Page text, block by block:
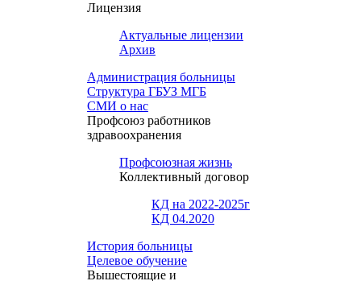
Лицензия
Актуальные лицензии
Архив
Администрация больницы
Структура ГБУЗ МГБ
СМИ о нас
Профсоюз работников
здравоохранения
Профсоюзная жизнь
Коллективный договор
КД на 2022-2025г
КД 04.2020
История больницы
Целевое обучение
Вышестоящие и